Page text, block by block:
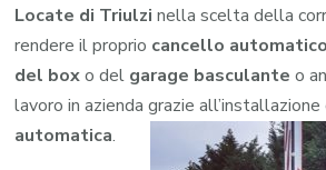
Locate di Triulzi nella scelta della
rendere il proprio cancello
del boxo del garage basculante o
lavoro in azienda grazie all’installazione
automatica.